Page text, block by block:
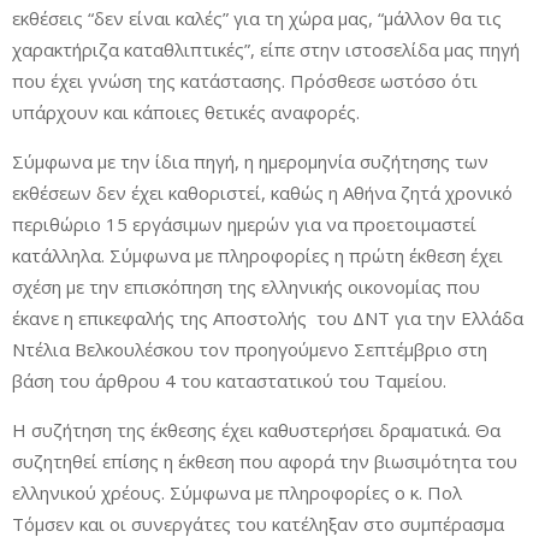
εκθέσεις “δεν είναι καλές” για τη χώρα μας, “μάλλον θα τις
χαρακτήριζα καταθλιπτικές”, είπε στην ιστοσελίδα μας πηγή
που έχει γνώση της κατάστασης. Πρόσθεσε ωστόσο ότι
υπάρχουν και κάποιες θετικές αναφορές.
Σύμφωνα με την ίδια πηγή, η ημερομηνία συζήτησης των
εκθέσεων δεν έχει καθοριστεί, καθώς η Αθήνα ζητά χρονικό
περιθώριο 15 εργάσιμων ημερών για να προετοιμαστεί
κατάλληλα. Σύμφωνα με πληροφορίες η πρώτη έκθεση έχει
σχέση με την επισκόπηση της ελληνικής οικονομίας που
έκανε η επικεφαλής της Αποστολής του ΔΝΤ για την Ελλάδα
Ντέλια Βελκουλέσκου τον προηγούμενο Σεπτέμβριο στη
βάση του άρθρου 4 του καταστατικού του Ταμείου.
Η συζήτηση της έκθεσης έχει καθυστερήσει δραματικά. Θα
συζητηθεί επίσης η έκθεση που αφορά την βιωσιμότητα του
ελληνικού χρέους. Σύμφωνα με πληροφορίες ο κ. Πολ
Τόμσεν και οι συνεργάτες του κατέληξαν στο συμπέρασμα